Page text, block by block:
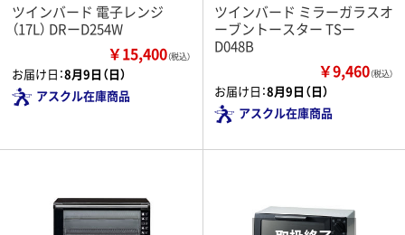
ツインバード 電子レンジ
（17L） DRーD254W
￥15,400（税込）
お届け日：8月9日（日）
アスクル在庫商品
ツインバード ミラーガラスオ
ーブントースター TSー
D048B
￥9,460（税込）
お届け日：8月9日（日）
アスクル在庫商品